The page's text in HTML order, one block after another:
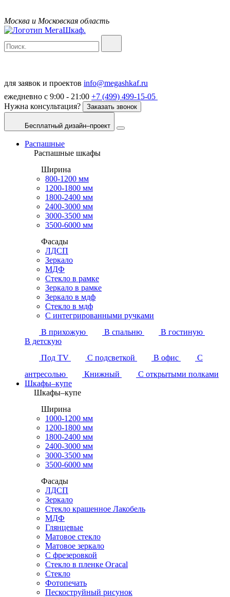
Москва и Московская область
для заявок и проектов info@megashkaf.ru
ежедневно с 9:00 - 21:00 +7 (499) 499-15-05
Нужна консультация?
Заказать звонок
Бесплатный дизайн–проект
Распашные
Распашные шкафы
Ширина
800-1200 мм
1200-1800 мм
1800-2400 мм
2400-3000 мм
3000-3500 мм
3500-6000 мм
Фасады
ЛДСП
Зеркало
МДФ
Стекло в рамке
Зеркало в рамке
Зеркало в мдф
Стекло в мдф
С интегрированными ручками
В прихожую
В спальню
В гостиную
В детскую
Под TV
С подсветкой В офис
С
антресолью
Книжный
С открытыми полками
Шкафы–купе
Шкафы–купе
Ширина
1000-1200 мм
1200-1800 мм
1800-2400 мм
2400-3000 мм
3000-3500 мм
3500-6000 мм
Фасады
ЛДСП
Зеркало
Стекло крашенное Лакобель
МДФ
Глянцевые
Матовое стекло
Матовое зеркало
С фрезеровкой
Стекло в пленке Огасаl
Стекло
Фотопечать
Пескоструйный рисунок